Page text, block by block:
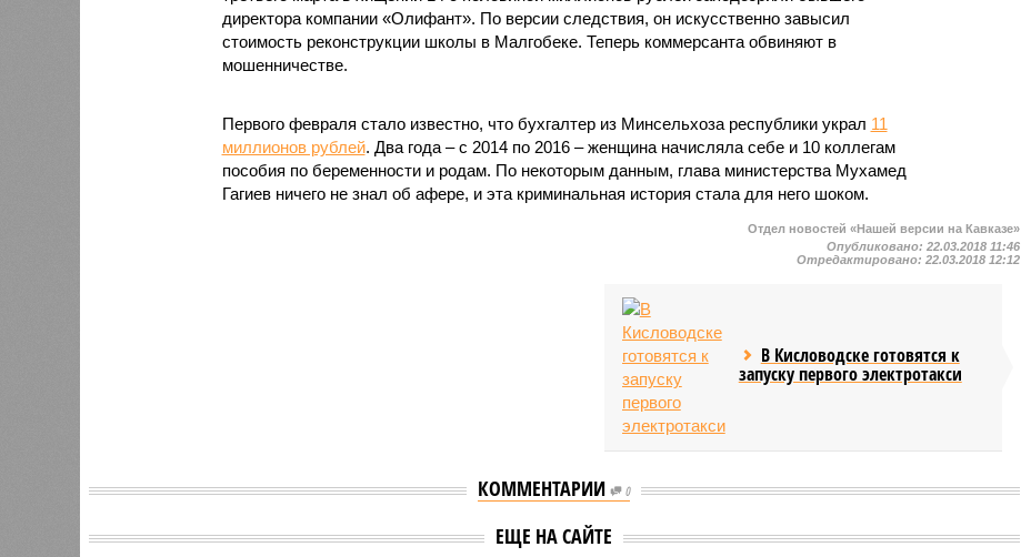
директора компании «Олифант». По версии следствия, он искусственно завысил
стоимость реконструкции школы в Малгобеке. Теперь коммерсанта обвиняют в
мошенничестве.
Первого февраля стало известно, что бухгалтер из Минсельхоза республики украл 11
миллионов рублей. Два года – с 2014 по 2016 – женщина начисляла себе и 10 коллегам
пособия по беременности и родам. По некоторым данным, глава министерства Мухамед
Гагиев ничего не знал об афере, и эта криминальная история стала для него шоком.
Отдел новостей «Нашей версии на Кавказе»
Опубликовано:22.03.2018 11:46
Отредактировано:22.03.2018 12:12
В Кисловодске готовятся к
запуску первого электротакси
КОММЕНТАРИИ 0
ЕЩЕ НА САЙТЕ
В Ингушетии умерла
Экс-министра
строительства
В Ингушетии суд на два